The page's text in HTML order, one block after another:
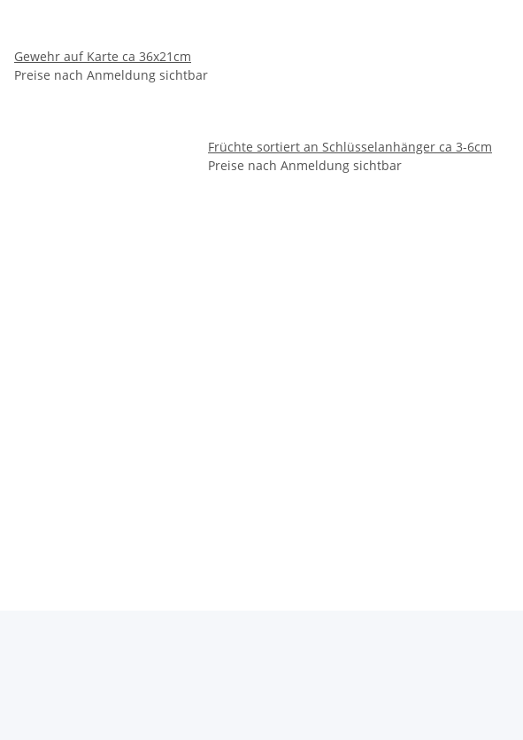
Gewehr auf Karte ca 36x21cm
Preise nach Anmeldung sichtbar
Früchte sortiert an Schlüsselanhänger ca 3-6cm
Preise nach Anmeldung sichtbar